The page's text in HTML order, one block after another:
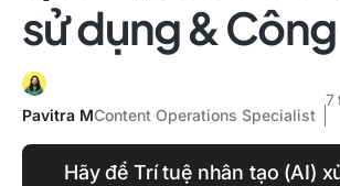
sử dụng &
Pavitra MContent Operations Specialist
7
Hãy để Trí tuệ nhân tạo (AI)